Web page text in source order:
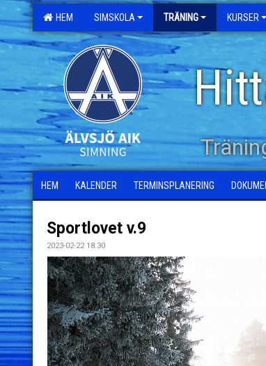
HEM SIMSKOLA TRÄNING KURSER
HEM KALENDER TERMINSPLANERING
Sportlovet v.9
2023-02-22 18:30